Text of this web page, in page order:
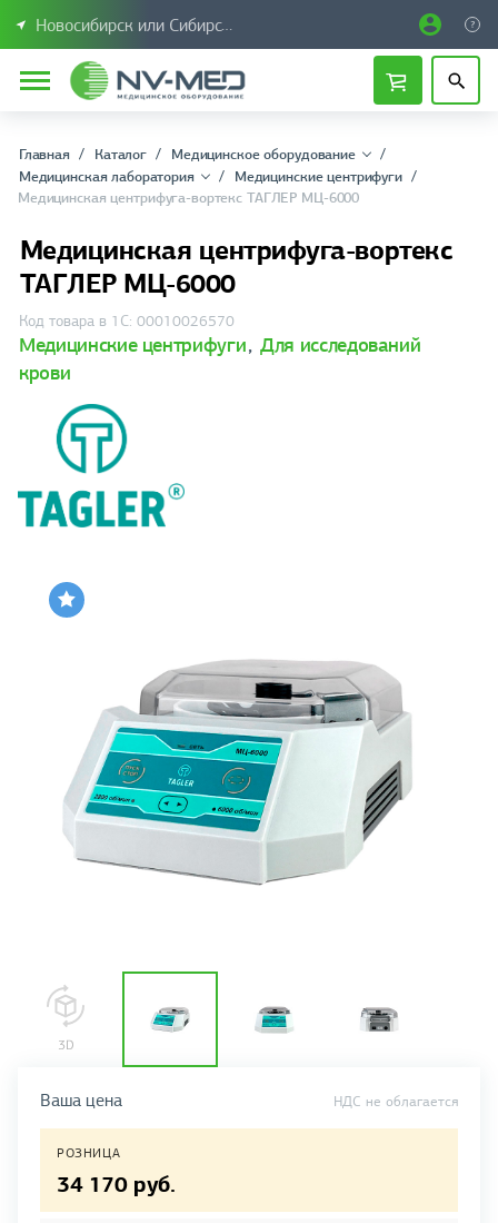
Новосибирск или Сибирский федеральный округ
Главная Каталог
Медицинское оборудование
Медицинская лаборатория
Медицинские центрифуги
Медицинская центрифуга-вортекс ТАГЛЕР МЦ-6000
Медицинская центрифуга-вортекс
ТАГЛЕР МЦ-6000
Код товара в 1С: 00010026570
Медицинские центрифуги, Для исследований
крови
Ваша цена НДС не облагается
РОЗНИЦА
34 170 руб.